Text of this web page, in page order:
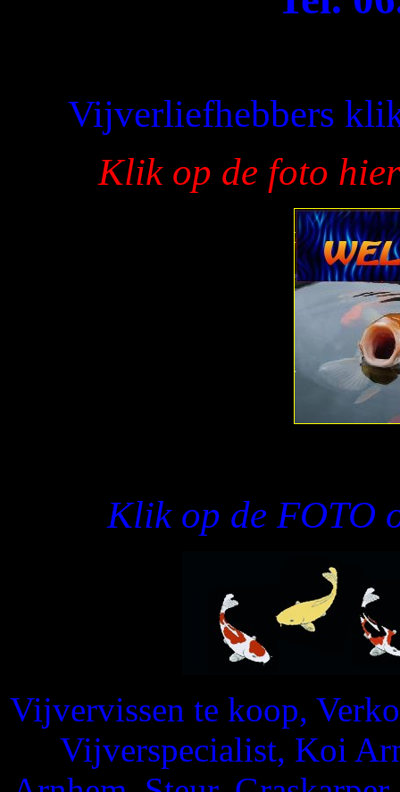
Vijverliefhebbers
Klik op de foto
Klik op de FOTO
Vijvervissen te koop,
Vijverspecialist, Koi